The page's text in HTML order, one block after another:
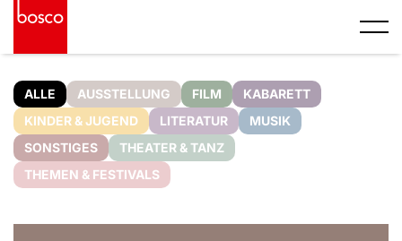
ALLE AUSSTELLUNG FILM
KABARETT
KINDER & JUGEND
LITERATUR
MUSIK
SONSTIGES
THEATER & TANZ
THEMEN & FESTIVALS